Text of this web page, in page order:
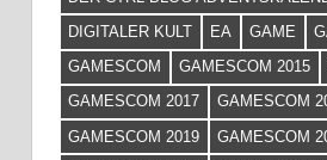
DIGITALER KULT
EA GAME
GAMESCOM
GAMESCOM 2015
GAMESCOM 2017
GAMESCOM
GAMESCOM 2019
GAMESCOM